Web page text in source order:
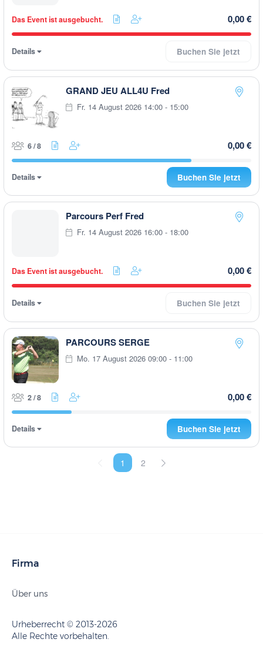
Das Event ist ausgebucht. 0,00 €
Details Buchen Sie jetzt
GRAND JEU ALL4U Fred
Fr. 14 August 2026 14:00 - 15:00
6 / 8 0,00 €
Details Buchen Sie jetzt
Parcours Perf Fred
Fr. 14 August 2026 16:00 - 18:00
Das Event ist ausgebucht. 0,00 €
Details Buchen Sie jetzt
PARCOURS SERGE
Mo. 17 August 2026 09:00 - 11:00
2 / 8 0,00 €
Details Buchen Sie jetzt
1 2
Firma
Über uns
Urheberrecht © 2013-2026
Alle Rechte vorbehalten.